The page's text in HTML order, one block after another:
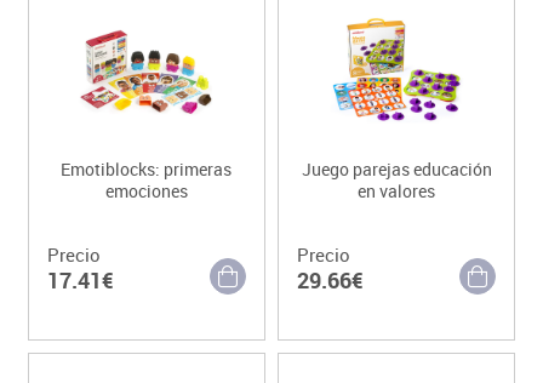
Emotiblocks: primeras
emociones
Precio
17.41€
Juego parejas educación
en valores
Precio
29.66€